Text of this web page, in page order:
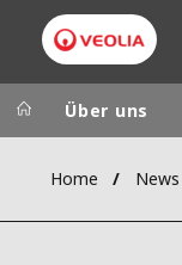
Veolia Group
Über uns
Home News